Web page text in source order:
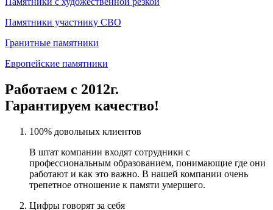
Памятники участнику СВО
Гранитные памятники
Европейские памятники
Работаем с 2012г.
Гарантируем качество!
100% довольных клиентов
В штат компании входят сотрудники с
профессиональным образованием, понимающие где они
работают и как это важно. В нашей компании очень
трепетное отношение к памяти умершего.
Цифры говорят за себя